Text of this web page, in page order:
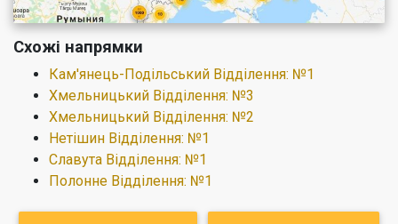
Схожі напрямки
Кам'янець-Подільський Відділення: №1
Хмельницький Відділення: №3
Хмельницький Відділення: №2
Нетішин Відділення: №1
Славута Відділення: №1
Полонне Відділення: №1